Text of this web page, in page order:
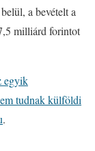
a bevételt a
milliárd forintot
egyik
tudnak külföldi
.